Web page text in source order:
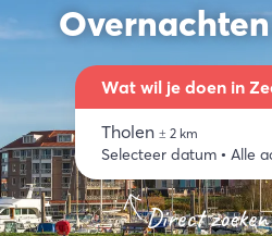
Wat wil je doen in
Tholen ± 2 km
Selecteer datum • Alle
Eten & drinken
Activiteiten
Winkelen
Zeeland
Waar
Tholen
Direct